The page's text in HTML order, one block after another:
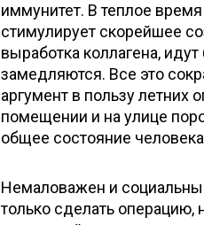
иммунитет. В теплое
стимулирует скорейшее
выработка коллагена,
замедляются. Все это
аргумент в пользу летних
помещении и на улице
общее состояние
Немаловажен и
только сделать операцию,